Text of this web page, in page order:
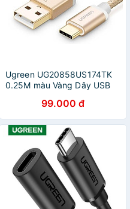
Ugreen UG20858US174TK
0.25M màu Vàng Dây USB
dây bọc vinyl - HÀNG
CHÍNH HÃNG
99.000 đ